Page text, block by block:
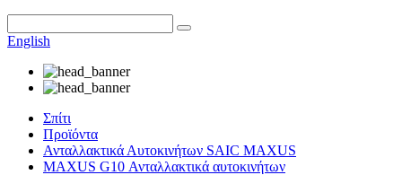
English
Σπίτι
Προϊόντα
Ανταλλακτικά Αυτοκινήτων SAIC MAXUS
MAXUS G10 Ανταλλακτικά αυτοκινήτων